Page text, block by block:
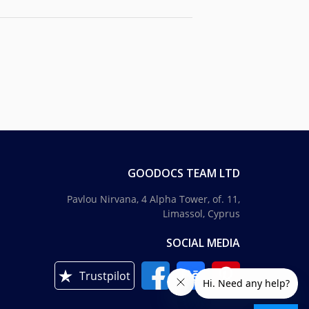
GOODOCS TEAM LTD
Pavlou Nirvana, 4 Alpha Tower, of. 11,
Limassol, Cyprus
SOCIAL MEDIA
Trustpilot